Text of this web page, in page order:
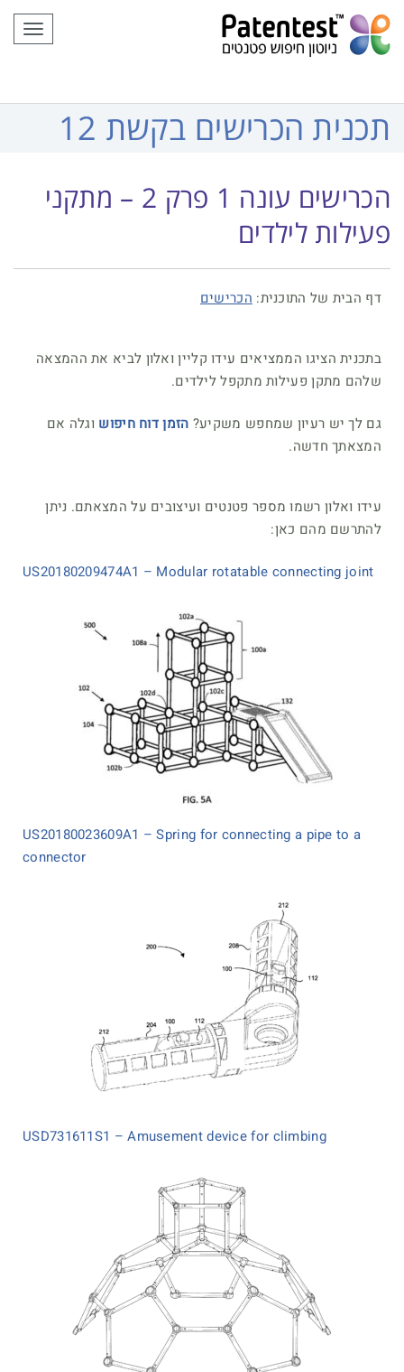
לתוכן
תפריט
תכנית הכרישים בקשת 12
הכרישים עונה 1 פרק 2 – מתקני
פעילות לילדים
דף הבית של התוכנית: הכרישים
בתכנית הציגו הממציאים עידו קליין ואלון לביא את ההמצאה
שלהם מתקן פעילות מתקפל לילדים.
גם לך יש רעיון שמחפש משקיע? הזמן דוח חיפוש וגלה אם
המצאתך חדשה.
עידו ואלון רשמו מספר פטנטים ועיצובים על המצאתם. ניתן
להתרשם מהם כאן:
US20180209474A1 – Modular rotatable connecting joint
US20180023609A1 – Spring for connecting a pipe to a
connector
USD731611S1 – Amusement device for climbing